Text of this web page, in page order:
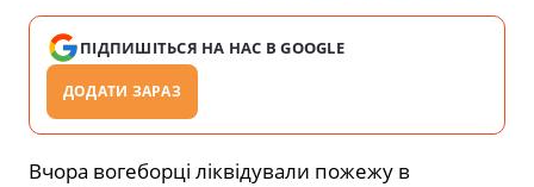
ПІДПИШІТЬСЯ НА НАС В GOOGLE
ДОДАТИ ЗАРАЗ
Вчора вогеборці ліквідували пожежу в